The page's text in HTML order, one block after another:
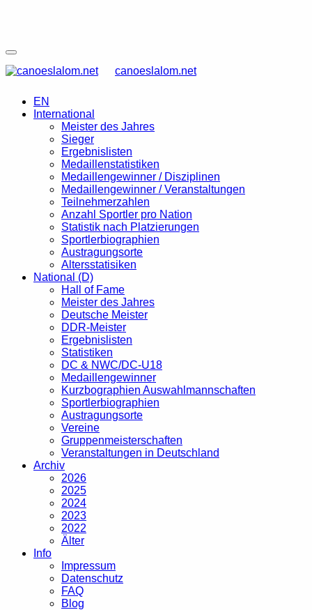
canoeslalom.net
EN
International
Meister des Jahres
Sieger
Ergebnislisten
Medaillenstatistiken
Medaillengewinner / Disziplinen
Medaillengewinner / Veranstaltungen
Teilnehmerzahlen
Anzahl Sportler pro Nation
Statistik nach Platzierungen
Sportlerbiographien
Austragungsorte
Altersstatisiken
National (D)
Hall of Fame
Meister des Jahres
Deutsche Meister
DDR-Meister
Ergebnislisten
Statistiken
DC & NWC/DC-U18
Medaillengewinner
Kurzbographien Auswahlmannschaften
Sportlerbiographien
Austragungsorte
Vereine
Gruppenmeisterschaften
Veranstaltungen in Deutschland
Archiv
2026
2025
2024
2023
2022
Älter
Info
Impressum
Datenschutz
FAQ
Blog